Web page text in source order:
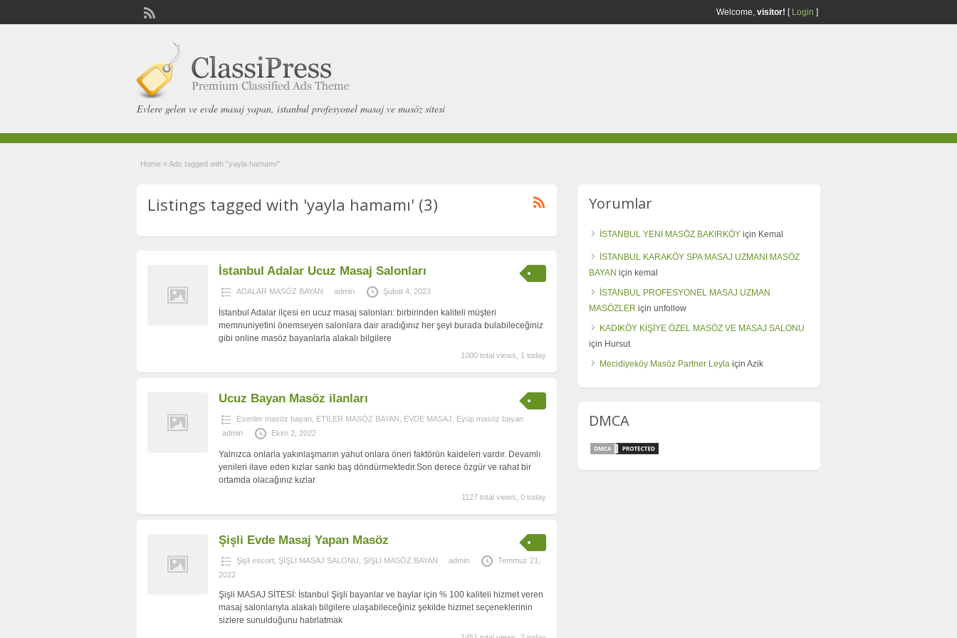
Welcome, visitor! [ Login ]
Evlere gelen ve evde masaj yapan, istanbul profesyonel masaj ve masöz sitesi
Home »Ads tagged with "yayla hamamı"
Listings tagged with 'yayla hamamı' (3)
İstanbul Adalar Ucuz Masaj Salonları
ADALAR MASÖZ BAYAN admin Şubat 4, 2023
İstanbul Adalar ilçesi en ucuz masaj salonları: birbirinden kaliteli müşteri
memnuniyetini önemseyen salonlara dair aradığınız her şeyi burada bulabileceğiniz
gibi online masöz bayanlarla alakalı bilgilere
1000 total views, 1 today
Ucuz Bayan Masöz ilanları
Esenler masöz bayan ETİLER MASÖZ BAYAN EVDE MASAJ
Eyüp masöz bayan
admin
Ekim 2, 2022
Yalnızca onlarla yakınlaşmanın yahut onlara öneri faktörün kaideleri vardır. Devamlı
yenileri ilave eden kızlar sanki baş döndürmektedir.Son derece özgür ve rahat bir
ortamda olacağınız kızlar
1127 total views, 0 today
Şişli Evde Masaj Yapan Masöz
Şişli escort ŞİŞLİ MASAJ SALONU ŞİŞLİ MASÖZ BAYAN admin
Temmuz 21,
2022
Şişli MASAJ SİTESİ: İstanbul Şişli bayanlar ve baylar için % 100 kaliteli hizmet veren
masaj salonlarıyla alakalı bilgilere ulaşabileceğiniz şekilde hizmet seçeneklerinin
sizlere sunulduğunu hatırlatmak
Yorumlar
İSTANBUL YENİ MASÖZ BAKIRKÖY için Kemal
İSTANBUL KARAKÖY SPA MASAJ UZMANI MASÖZ
BAYAN için kemal
İSTANBUL PROFESYONEL MASAJ UZMAN
MASÖZLER için unfollow
KADIKÖY KİŞİYE ÖZEL MASÖZ VE MASAJ SALONU
için Hursut
Mecidiyeköy Masöz Partner Leyla için Azik
DMCA